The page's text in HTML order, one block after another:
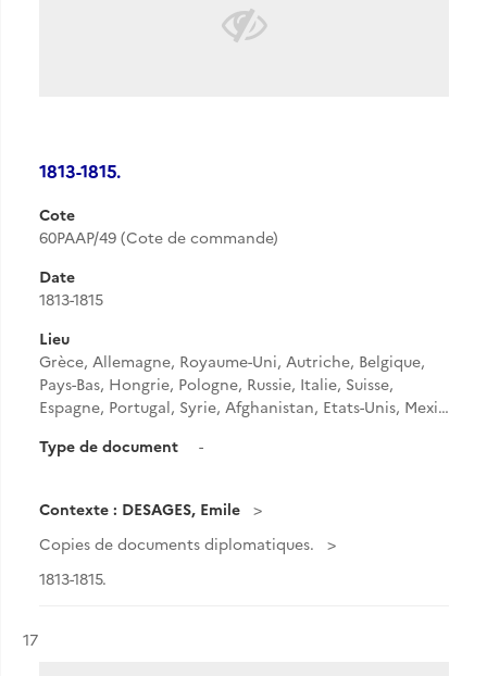
1813-1815.
Cote
60PAAP/49 (Cote de commande)
Date
1813-1815
Lieu
Grèce, Allemagne, Royaume-Uni, Autriche, Belgique,
Pays-Bas, Hongrie, Pologne, Russie, Italie, Suisse,
Espagne, Portugal, Syrie, Afghanistan, Etats-Unis, Mexi…
Type de document
-
Contexte : DESAGES, Emile
Copies de documents diplomatiques.
1813-1815.
Résultat n°
17